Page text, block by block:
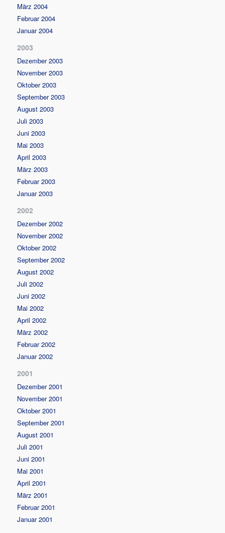
März 2004
Februar 2004
Januar 2004
2003
Dezember 2003
November 2003
Oktober 2003
September 2003
August 2003
Juli 2003
Juni 2003
Mai 2003
April 2003
März 2003
Februar 2003
Januar 2003
2002
Dezember 2002
November 2002
Oktober 2002
September 2002
August 2002
Juli 2002
Juni 2002
Mai 2002
April 2002
März 2002
Februar 2002
Januar 2002
2001
Dezember 2001
November 2001
Oktober 2001
September 2001
August 2001
Juli 2001
Juni 2001
Mai 2001
April 2001
März 2001
Februar 2001
Januar 2001